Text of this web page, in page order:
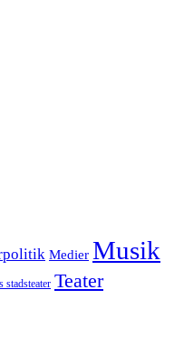
Medier Musik
stadsteater Teater